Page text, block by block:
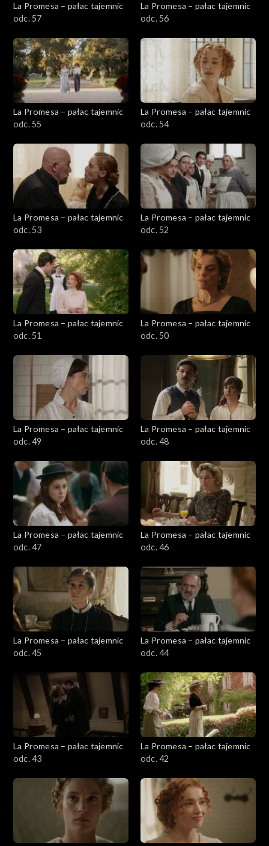
La Promesa – pałac tajemnic
odc. 57
La Promesa – pałac tajemnic
odc. 56
La Promesa – pałac tajemnic
odc. 55
La Promesa – pałac tajemnic
odc. 54
La Promesa – pałac tajemnic
odc. 53
La Promesa – pałac tajemnic
odc. 52
La Promesa – pałac tajemnic
odc. 51
La Promesa – pałac tajemnic
odc. 50
La Promesa – pałac tajemnic
odc. 49
La Promesa – pałac tajemnic
odc. 48
La Promesa – pałac tajemnic
odc. 47
La Promesa – pałac tajemnic
odc. 46
La Promesa – pałac tajemnic
odc. 45
La Promesa – pałac tajemnic
odc. 44
La Promesa – pałac tajemnic
odc. 43
La Promesa – pałac tajemnic
odc. 42